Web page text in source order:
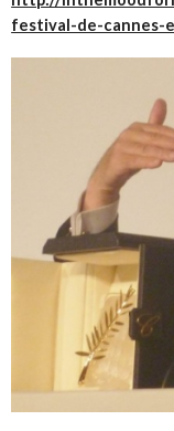
festival-de-cannes-